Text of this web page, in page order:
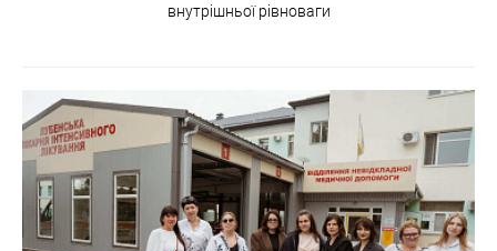
внутрішньої рівноваги